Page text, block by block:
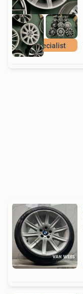
De Specialist